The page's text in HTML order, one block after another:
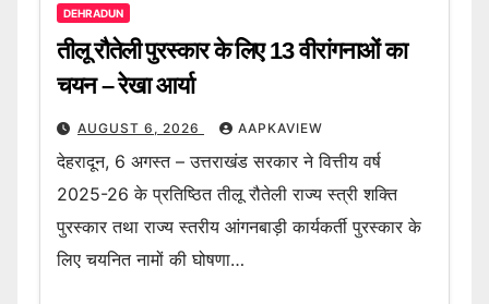
DEHRADUN
तीलू रौतेली पुरस्कार के लिए 13 वीरांगनाओं का
चयन – रेखा आर्या
AUGUST 6, 2026 AAPKAVIEW
देहरादून, 6 अगस्त – उत्तराखंड सरकार ने वित्तीय वर्ष
2025-26 के प्रतिष्ठित तीलू रौतेली राज्य स्त्री शक्ति
पुरस्कार तथा राज्य स्तरीय आंगनबाड़ी कार्यकर्ती पुरस्कार के
लिए चयनित नामों की घोषणा…